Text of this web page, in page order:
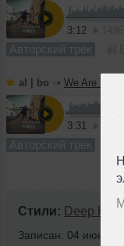
3:12
Авторский трек
al | bo ➝ We Are The
3:31
Авторский трек
Стили: Deep
Записан: 04 июня